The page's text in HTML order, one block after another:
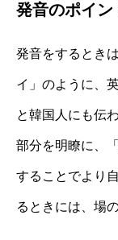
発音のポイン
発音をするとき
イ」のように、
と韓国人にも伝
部分を明瞭に、
することでより
るときには、場